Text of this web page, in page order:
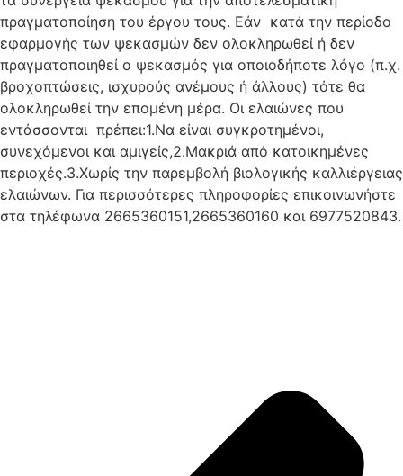
πραγματοποίηση του έργου τους. Εάν κατά την περίοδο
εφαρμογής των ψεκασμών δεν ολοκληρωθεί ή δεν
πραγματοποιηθεί ο ψεκασμός για οποιοδήποτε λόγο (π.χ.
βροχοπτώσεις, ισχυρούς ανέμους ή άλλους) τότε θα
ολοκληρωθεί την επομένη μέρα. Οι ελαιώνες που
εντάσσονται πρέπει:1.Να είναι συγκροτημένοι,
συνεχόμενοι και αμιγείς,2.Μακριά από κατοικημένες
περιοχές.3.Χωρίς την παρεμβολή βιολογικής καλλιέργειας
ελαιώνων. Για περισσότερες πληροφορίες επικοινωνήστε
στα τηλέφωνα 2665360151,2665360160 και 6977520843.